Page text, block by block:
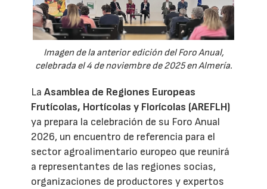
Imagen de la anterior edición del Foro Anual,
celebrada el 4 de noviembre de 2025 en Almería.
LaAsamblea de Regiones Europeas
Frutícolas, Hortícolas y Florícolas (AREFLH)
ya prepara la celebración de su Foro Anual
2026, un encuentro de referencia para el
sector agroalimentario europeo que reunirá
a representantes de las regiones socias,
organizaciones de productores y expertos